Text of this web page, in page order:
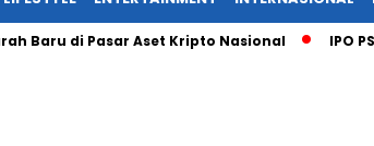
di Pasar Aset Kripto Nasional IPO PSAT: